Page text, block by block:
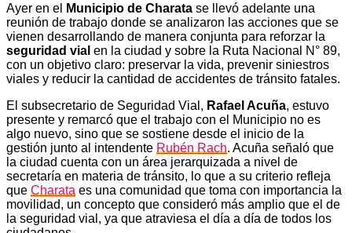
Ayer en el Municipio de Charata se llevó adelante una
reunión de trabajo donde se analizaron las acciones que se
vienen desarrollando de manera conjunta para reforzar la
seguridad vial en la ciudad y sobre la Ruta Nacional N° 89,
con un objetivo claro: preservar la vida, prevenir siniestros
viales y reducir la cantidad de accidentes de tránsito fatales.
El subsecretario de Seguridad Vial, Rafael Acuña, estuvo
presente y remarcó que el trabajo con el Municipio no es
algo nuevo, sino que se sostiene desde el inicio de la
gestión junto al intendente Rubén Rach. Acuña señaló que
la ciudad cuenta con un área jerarquizada a nivel de
secretaría en materia de tránsito, lo que a su criterio refleja
que Charata es una comunidad que toma con importancia la
movilidad, un concepto que consideró más amplio que el de
la seguridad vial, ya que atraviesa el día a día de todos los